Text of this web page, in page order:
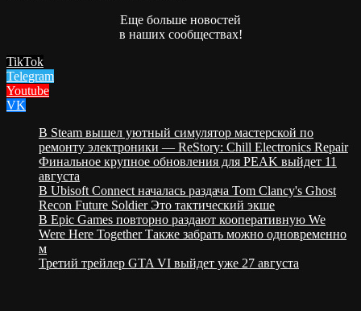
Еще больше новостей
в наших сообществах!
TikTok
Telegram
Youtube
VK
В Steam вышел уютный симулятор мастерской по
ремонту электроники — ReStory: Chill Electronics Repair
Финальное крупное обновления для PEAK выйдет 11
августа
В Ubisoft Connect началась раздача Tom Clancy's Ghost
Recon Future Soldier Это тактический экше
В Epic Games повторно раздают кооперативную We
Were Here Together Также забрать можно одновременно
м
Третий трейлер GTA VI выйдет уже 27 августа